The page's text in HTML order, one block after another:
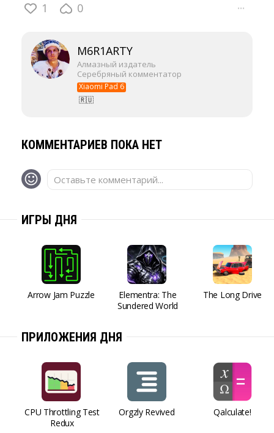
1 0 ···
M6R1ARTY
Алмазный издатель
Серебряный комментатор
Xiaomi Pad 6
🇷🇺
КОММЕНТАРИЕВ ПОКА НЕТ
Оставьте комментарий...
ИГРЫ ДНЯ
Arrow Jam Puzzle
Elementra: The
Sundered World
The Long Drive
ПРИЛОЖЕНИЯ ДНЯ
CPU Throttling Test
Redux
Orgzly Revived Qalculate!